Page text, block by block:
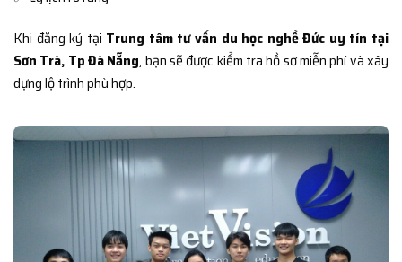
Khi đăng ký tại Trung tâm tư vấn du học nghề Đức uy tín tại
Sơn Trà, Tp Đà Nẵng, bạn sẽ được kiểm tra hồ sơ miễn phí và xây
dựng lộ trình phù hợp.